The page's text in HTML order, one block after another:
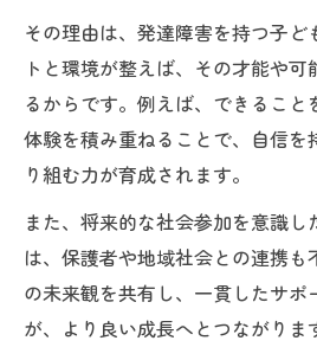
その理由は、発達障害を持つ子ど
トと環境が整えば、その才能や可
るからです。例えば、できること
体験を積み重ねることで、自信を
り組む力が育成されます。
また、将来的な社会参加を意識し
は、保護者や地域社会との連携も
の未来観を共有し、一貫したサポ
が、より良い成長へとつながりま